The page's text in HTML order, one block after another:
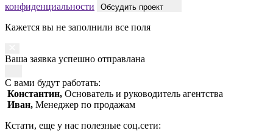
конфиденциальности
Обсудить проект
Кажется вы не заполнили все поля
Ваша заявка успешно отправлана
С вами будут работать:
Константин, Основатель и руководитель агентства
Иван, Менеджер по продажам
Кстати, еще у нас полезные соц.сети: